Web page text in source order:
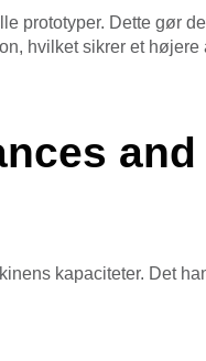
prototyper. Dette gør
hvilket sikrer et højere
and
kapaciteter. Det